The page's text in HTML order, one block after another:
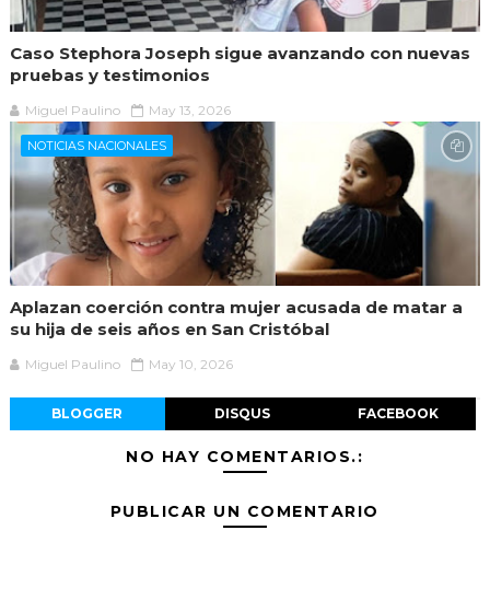
Caso Stephora Joseph sigue avanzando con nuevas
pruebas y testimonios
Miguel Paulino May 13, 2026
NOTICIAS NACIONALES
Aplazan coerción contra mujer acusada de matar a
su hija de seis años en San Cristóbal
Miguel Paulino May 10, 2026
BLOGGER DISQUS FACEBOOK
NO HAY COMENTARIOS.:
PUBLICAR UN COMENTARIO